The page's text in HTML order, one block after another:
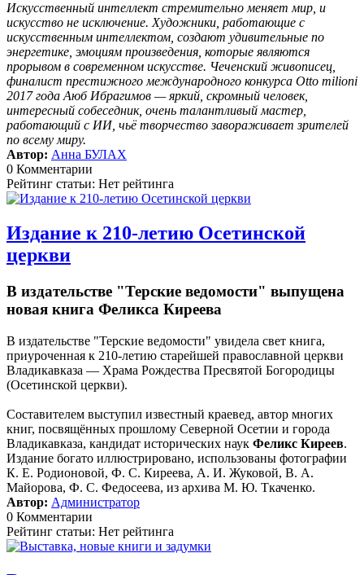
Искусственный интеллект стремительно меняет мир, и
искусство не исключение. Художники, работающие с
искусственным интеллектом, создают удивительные по
энергетике, эмоциям произведения, которые являются
прорывом в современном искусстве. Чеченский живописец,
финалист престижного международного конкурса Otto milioni
2017 года Аюб Ибрагимов — яркий, скромный человек,
интересный собеседник, очень талантливый мастер,
работающий с ИИ, чьё творчество завораживает зрителей
по всему миру.
Автор: Анна БУЛАХ
0 Комментарии
Рейтинг статьи: Нет рейтинга
Издание к 210-летию Осетинской
церкви
В издательстве "Терские ведомости" выпущена
новая книга Феликса Киреева
В издательстве "Терские ведомости" увидела свет книга,
приуроченная к 210-летию старейшей православной церкви
Владикавказа — Храма Рождества Пресвятой Богородицы
(Осетинской церкви).
Составителем выступил известный краевед, автор многих
книг, посвящённых прошлому Северной Осетии и города
Владикавказа, кандидат исторических наук Феликс Киреев.
Издание богато иллюстрировано, использованы фотографии
К. Е. Родионовой, Ф. С. Киреева, А. И. Жуковой, В. А.
Майорова, Ф. С. Федосеева, из архива М. Ю. Ткаченко.
Автор: Администратор
0 Комментарии
Рейтинг статьи: Нет рейтинга